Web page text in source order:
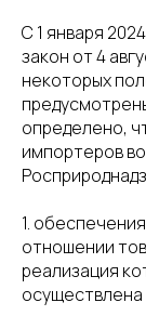
С 1 января
закон от 4
некоторых
определено,
импортеров
1.
отношении
реализация
осуществлена